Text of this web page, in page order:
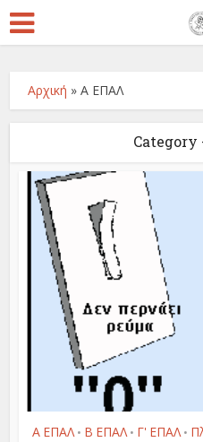
Αρχική »Α ΕΠΑΛ
Α ΕΠΑΛ • Β ΕΠΑΛ • Γ' ΕΠΑΛ •